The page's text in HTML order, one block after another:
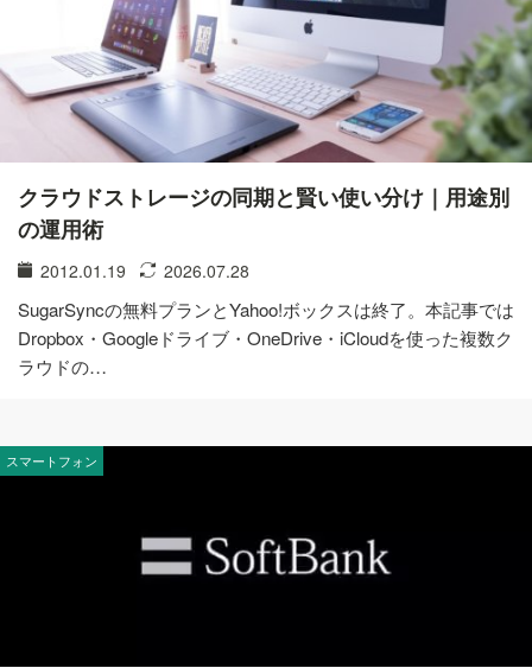
クラウドストレージの同期と賢い使い分け｜用途別
の運用術
2012.01.19 2026.07.28
SugarSyncの無料プランとYahoo!ボックスは終了。本記事では
Dropbox・Googleドライブ・OneDrive・iCloudを使った複数ク
ラウドの…
スマートフォン